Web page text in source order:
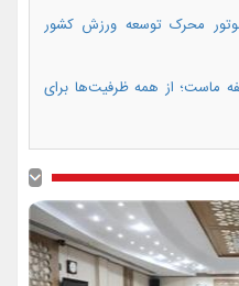
محرک توسعه ورزش کشور
ماست؛ از همه ظرفیت‌ها برای